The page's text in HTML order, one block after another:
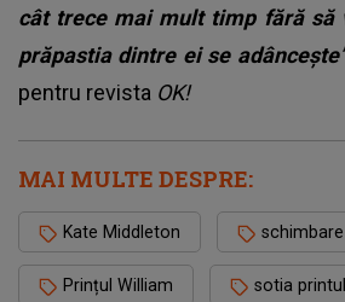
cât trece mai mult timp fără să
prăpastia dintre ei se
pentru revista OK!
MAI MULTE DESPRE:
Kate Middleton
Prințul William sotia